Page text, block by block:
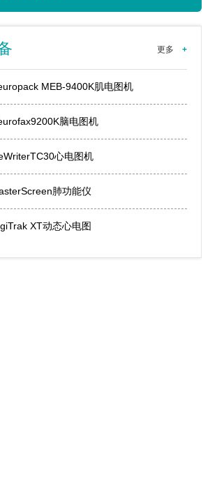
更多 +
MEB-9400K肌电图机
脑电图机
心电图机
肺功能仪
XT动态心电图